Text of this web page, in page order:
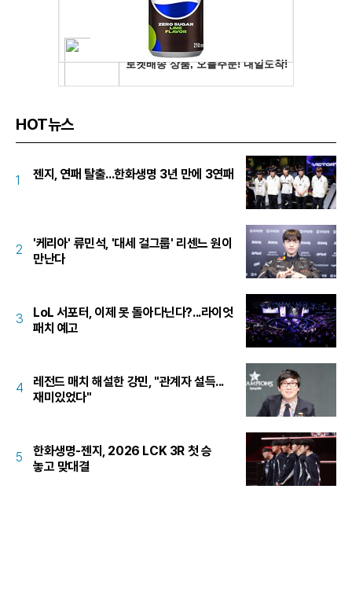
HOT뉴스
1 젠지, 연패 탈출...한화생명 3년 만에 3연패
2
'케리아' 류민석, '대세 걸그룹' 리센느 원이
만난다
3
LoL 서포터, 이제 못 돌아다닌다?...라이엇
패치 예고
4
레전드 매치 해설한 강민, "관계자 설득...
재미있었다"
5
한화생명-젠지, 2026 LCK 3R 첫 승
놓고 맞대결